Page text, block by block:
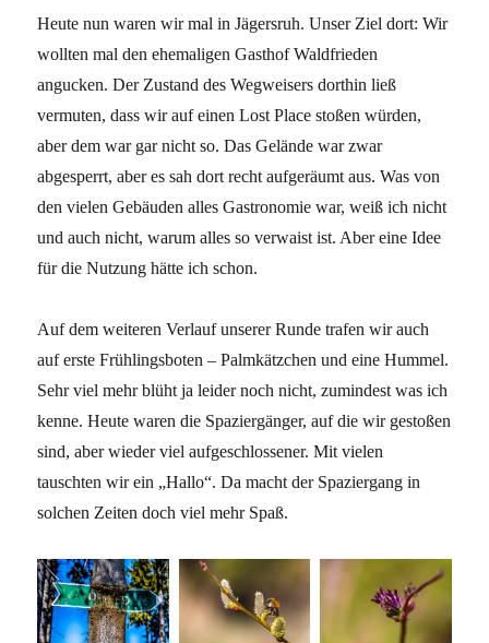
Heute nun waren wir mal in Jägersruh. Unser Ziel dort: Wir
wollten mal den ehemaligen Gasthof Waldfrieden
angucken. Der Zustand des Wegweisers dorthin ließ
vermuten, dass wir auf einen Lost Place stoßen würden,
aber dem war gar nicht so. Das Gelände war zwar
abgesperrt, aber es sah dort recht aufgeräumt aus. Was von
den vielen Gebäuden alles Gastronomie war, weiß ich nicht
und auch nicht, warum alles so verwaist ist. Aber eine Idee
für die Nutzung hätte ich schon.
Auf dem weiteren Verlauf unserer Runde trafen wir auch
auf erste Frühlingsboten – Palmkätzchen und eine Hummel.
Sehr viel mehr blüht ja leider noch nicht, zumindest was ich
kenne. Heute waren die Spaziergänger, auf die wir gestoßen
sind, aber wieder viel aufgeschlossener. Mit vielen
tauschten wir ein „Hallo“. Da macht der Spaziergang in
solchen Zeiten doch viel mehr Spaß.